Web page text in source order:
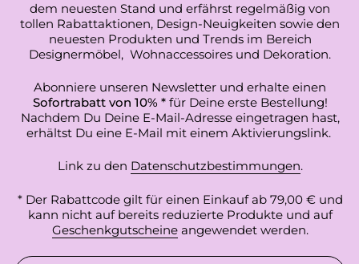
dem neuesten Stand und erfährst regelmäßig von
tollen Rabattaktionen, Design-Neuigkeiten sowie den
neuesten Produkten und Trends im Bereich
Designermöbel, Wohnaccessoires und Dekoration.
Abonniere unseren Newsletter und erhalte einen
Sofortrabatt von 10% *für Deine erste Bestellung!
Nachdem Du Deine E-Mail-Adresse eingetragen hast,
erhältst Du eine E-Mail mit einem Aktivierungslink.
Link zu den Datenschutzbestimmungen.
* Der Rabattcode gilt für einen Einkauf ab 79,00 € und
kann nicht auf bereits reduzierte Produkte und auf
Geschenkgutscheineangewendet werden.